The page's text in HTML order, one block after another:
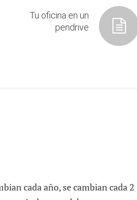
Tu oficina en un
pendrive
cada año, se cambian cada 2